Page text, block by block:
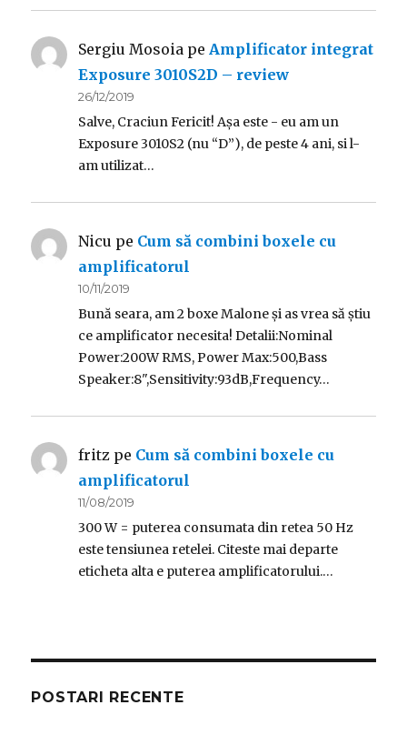
Sergiu Mosoia peAmplificator integrat
Exposure 3010S2D – review
26/12/2019
Salve, Craciun Fericit! Așa este - eu am un
Exposure 3010S2 (nu “D”), de peste 4 ani, si l-
am utilizat…
Nicu pe Cum să combini boxele cu
amplificatorul
10/11/2019
Bună seara, am 2 boxe Malone și as vrea să știu
ce amplificator necesita! Detalii:Nominal
Power:200W RMS, Power Max:500,Bass
Speaker:8",Sensitivity:93dB,Frequency…
fritz pe Cum să combini boxele cu
amplificatorul
11/08/2019
300 W = puterea consumata din retea 50 Hz
este tensiunea retelei. Citeste mai departe
eticheta alta e puterea amplificatorului.…
POSTARI RECENTE